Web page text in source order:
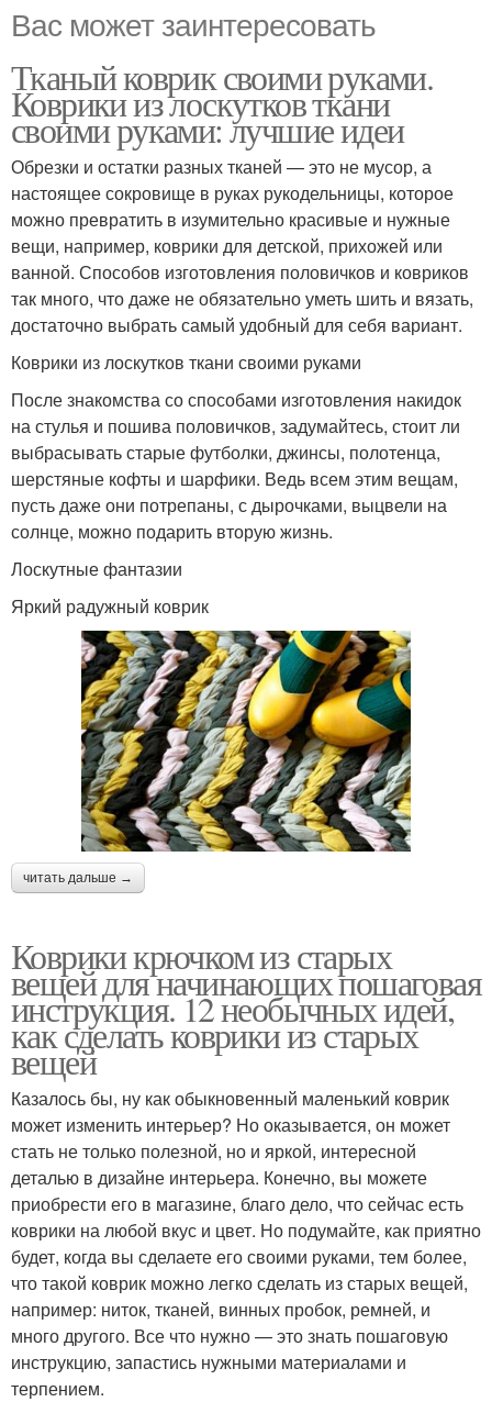
Вас может заинтересовать
Тканый коврик своими руками.
Коврики из лоскутков ткани
своими руками: лучшие идеи
Обрезки и остатки разных тканей — это не мусор, а
настоящее сокровище в руках рукодельницы, которое
можно превратить в изумительно красивые и нужные
вещи, например, коврики для детской, прихожей или
ванной. Способов изготовления половичков и ковриков
так много, что даже не обязательно уметь шить и вязать,
достаточно выбрать самый удобный для себя вариант.
Коврики из лоскутков ткани своими руками
После знакомства со способами изготовления накидок
на стулья и пошива половичков, задумайтесь, стоит ли
выбрасывать старые футболки, джинсы, полотенца,
шерстяные кофты и шарфики. Ведь всем этим вещам,
пусть даже они потрепаны, с дырочками, выцвели на
солнце, можно подарить вторую жизнь.
Лоскутные фантазии
Яркий радужный коврик
читать дальше →
Коврики крючком из старых
вещей для начинающих пошаговая
инструкция. 12 необычных идей,
как сделать коврики из старых
вещей
Казалось бы, ну как обыкновенный маленький коврик
может изменить интерьер? Но оказывается, он может
стать не только полезной, но и яркой, интересной
деталью в дизайне интерьера. Конечно, вы можете
приобрести его в магазине, благо дело, что сейчас есть
коврики на любой вкус и цвет. Но подумайте, как приятно
будет, когда вы сделаете его своими руками, тем более,
что такой коврик можно легко сделать из старых вещей,
например: ниток, тканей, винных пробок, ремней, и
много другого. Все что нужно — это знать пошаговую
инструкцию, запастись нужными материалами и
терпением.